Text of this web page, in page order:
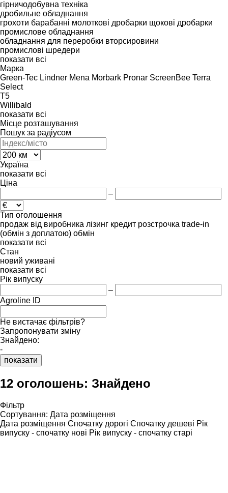
гірничодобувна техніка
дробильне обладнання
грохоти барабанні молоткові дробарки щокові дробарки
промислове обладнання
обладнання для переробки вторсировини
промислові шредери
показати всі
Марка
Green-Tec Lindner Mena Morbark Pronar ScreenBee Terra
Select
T5
Willibald
показати всі
Місце розташування
Пошук за радіусом
Україна
показати всі
Ціна
–
Тип оголошення
продаж від виробника лізинг кредит розстрочка trade-in
(обмін з доплатою) обмін
показати всі
Стан
новий уживані
показати всі
Рік випуску
–
Agroline ID
Не вистачає фільтрів?
Запропонувати зміну
Знайдено:
-
показати
12 оголошень: Знайдено
Фільтр
Сортування: Дата розміщення
Дата розміщення Спочатку дорогі Спочатку дешеві Рік
випуску - спочатку нові Рік випуску - спочатку старі